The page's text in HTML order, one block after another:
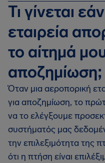
Τι γίνεται
εταιρεία
το αίτημά
αποζημίωση;
Όταν μια αεροπορική
για αποζημίωση, το
να το ελέγξουμε
συστήματός μας
την επιλεξιμότητα της
ότι η πτήση είναι